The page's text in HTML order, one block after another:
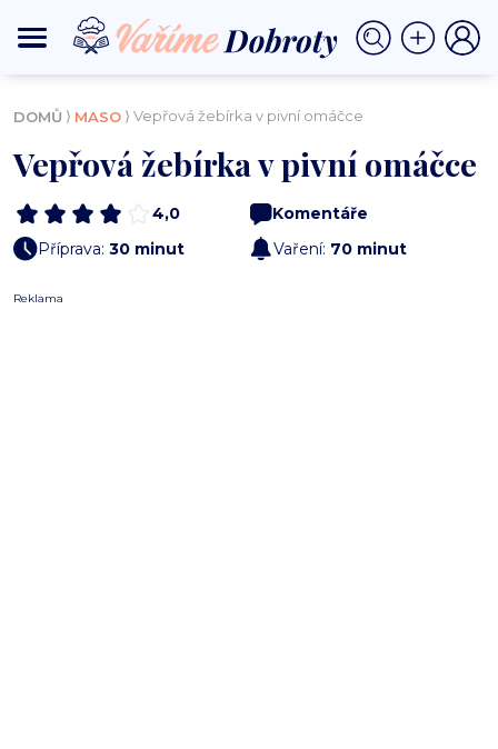
DOMŮ ⟩ MASO ⟩ Vepřová žebírka v pivní omáčce
Vepřová žebírka v pivní omáčce
4,0
Komentáře
Příprava: 30 minut Vaření: 70 minut
Reklama